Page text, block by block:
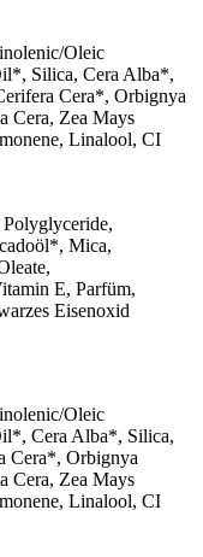
Oleic
Silica, Cera Alba*,
Cera*, Orbignya
Cera, Zea Mays
Linalool, CI
Mica,
E, Parfüm,
Eisenoxid
Oleic
Cera Alba*, Silica,
Cera*, Orbignya
Cera, Zea Mays
Linalool, CI